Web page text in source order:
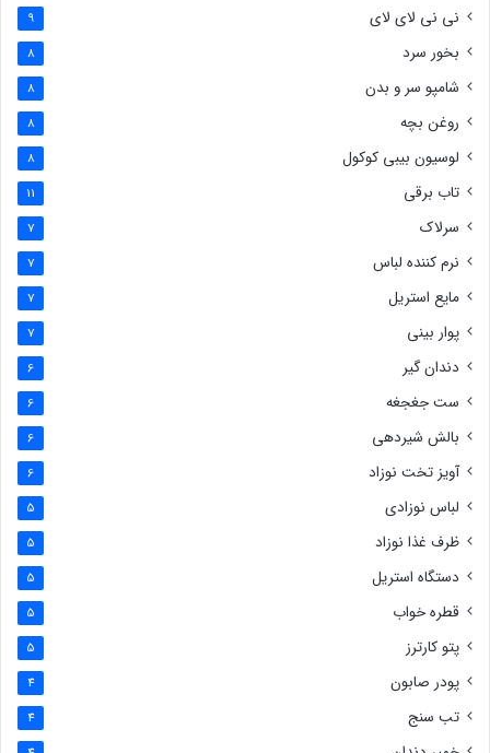
نی نی لای لای 9
بخور سرد 8
شامپو سر و بدن 8
روغن بچه 8
لوسیون بیبی کوکول 8
تاب برقی 11
سرلاک 7
نرم کننده لباس 7
مایع استریل 7
پوار بینی 7
دندان گیر 6
ست جغجغه 6
بالش شیردهی 6
آویز تخت نوزاد 6
لباس نوزادی 5
ظرف غذا نوزاد 5
دستگاه استریل 5
قطره خواب 5
پتو کارترز 5
پودر صابون 4
تب سنج 4